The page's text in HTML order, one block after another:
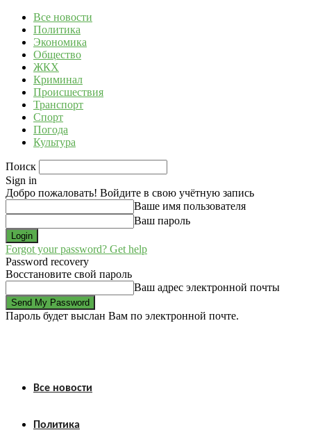
Все новости
Политика
Экономика
Общество
ЖКХ
Криминал
Происшествия
Транспорт
Спорт
Погода
Культура
Поиск
Sign in
Добро пожаловать! Войдите в свою учётную запись
Ваше имя пользователя
Ваш пароль
Forgot your password? Get help
Password recovery
Восстановите свой пароль
Ваш адрес электронной почты
Пароль будет выслан Вам по электронной почте.
Все новости
Политика